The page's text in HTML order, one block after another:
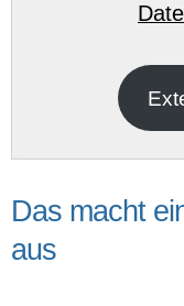
Das macht
aus